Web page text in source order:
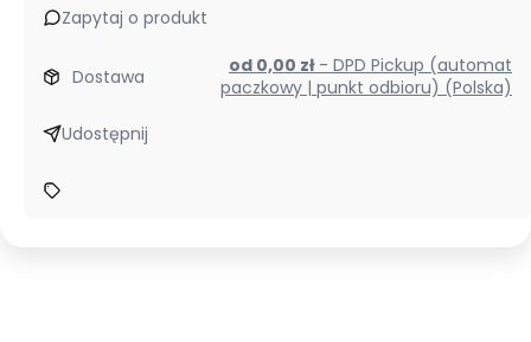
Zapytaj o produkt
Dostawa od 0,00 zł - DPD Pickup (automat
paczkowy | punkt odbioru) (Polska)
Udostępnij